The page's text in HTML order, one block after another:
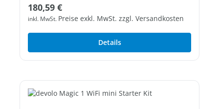
Regulärer Preis:
180,59 €
inkl. MwSt. Preise exkl. MwSt. zzgl. Versandkosten
Details